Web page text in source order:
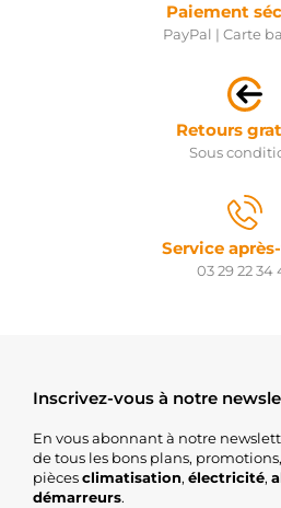
Paiement
PayPal | Carte
Retours
Sous
Service
03 29 22 34
Inscrivez-vous à notre
En vous abonnant à notre
de tous les bons plans,
piècesclimatisation, électricité,
démarreurs.